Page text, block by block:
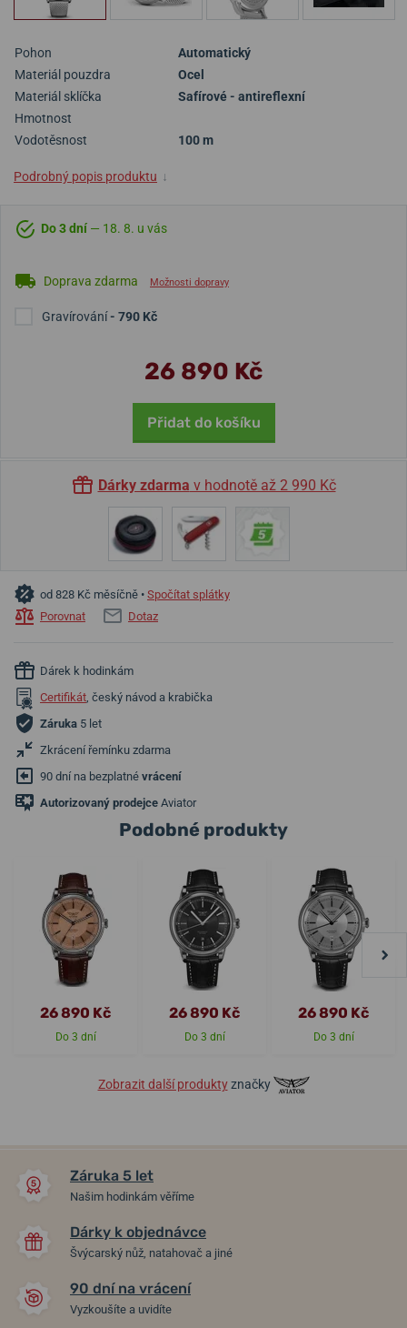
Pohon
Automatický
Materiál pouzdra
Ocel
Materiál sklíčka
Safírové - antireflexní
Hmotnost
Vodotěsnost
100 m
Podrobný popis produktu ↓
Do 3 dní — 18. 8. u vás
Doprava zdarma Možnosti dopravy
Gravírování- 790 Kč
26 890 Kč
Přidat do košíku
Dárky zdarma v hodnotě až 2 990 Kč
od 828 Kč měsíčně • Spočítat splátky
Porovnat
Dotaz
Dárek k hodinkám
Certifikát, český návod a krabička
Záruka 5 let
Zkrácení řemínku zdarma
90 dní na bezplatné vrácení
Autorizovaný prodejce Aviator
Podobné produkty
26 890 Kč
Do 3 dní
26 890 Kč
Do 3 dní
26 890 Kč
Do 3 dní
Zobrazit další produktyznačky
Záruka 5 let
Našim hodinkám věříme
Dárky k objednávce
Švýcarský nůž, natahovač a jiné
90 dní na vrácení
Vyzkoušíte a uvidíte